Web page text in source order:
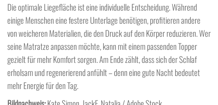
Die optimale Liegefläche ist eine individuelle Entscheidung. Während
einige Menschen eine festere Unterlage benötigen, profitieren andere
von weicheren Materialien, die den Druck auf den Körper reduzieren. Wer
seine Matratze anpassen möchte, kann mit einem passenden Topper
gezielt für mehr Komfort sorgen. Am Ende zählt, dass sich der Schlaf
erholsam und regenerierend anfühlt – denn eine gute Nacht bedeutet
mehr Energie für den Tag.